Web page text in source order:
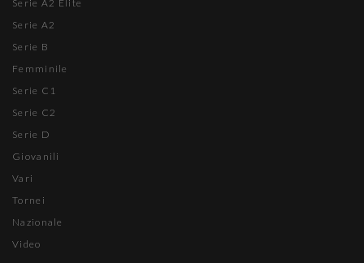
Serie A2 Élite
Serie A2
Serie B
Femminile
Serie C1
Serie C2
Serie D
Giovanili
Vari
Tornei
Nazionale
Video